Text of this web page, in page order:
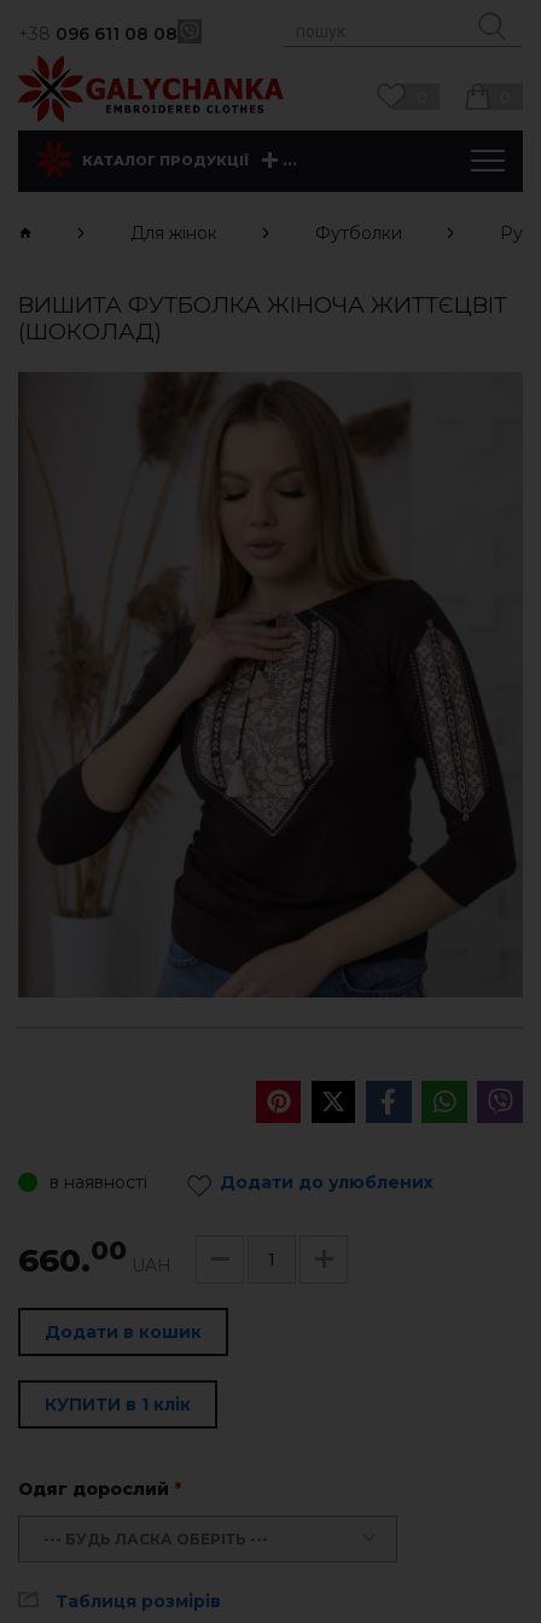
+38 096 611 08 08
КАТАЛОГ ПРОДУКЦІЇ ...
Для жінок Футболки
ВИШИТА ФУТБОЛКА ЖІНОЧА ЖИТТЄЦВІТ
(ШОКОЛАД)
в наявності Додати до улюблених
660.00 UAH
Додати в кошик
КУПИТИ в 1 клік
Одяг дорослий *
--- БУДЬ ЛАСКА ОБЕРІТЬ ---
Таблиця розмірів